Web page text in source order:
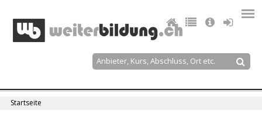
navigation
Suche
Startseite